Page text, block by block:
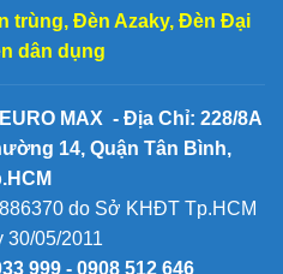
trùng, Đèn Azaky, Đèn Đại
dân dụng
MAX - Địa Chỉ: 228/8A
14, Quận Tân Bình,
do Sở KHĐT Tp.HCM
30/05/2011
999 - 0908 512 646